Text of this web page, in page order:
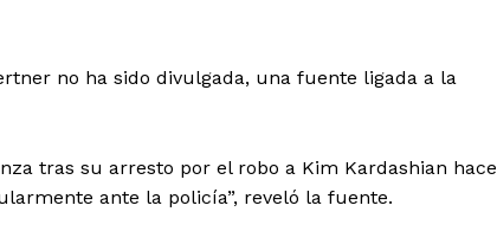
no ha sido divulgada, una fuente ligada a la
tras su arresto por el robo a Kim Kardashian hace
ante la policía”, reveló la fuente.